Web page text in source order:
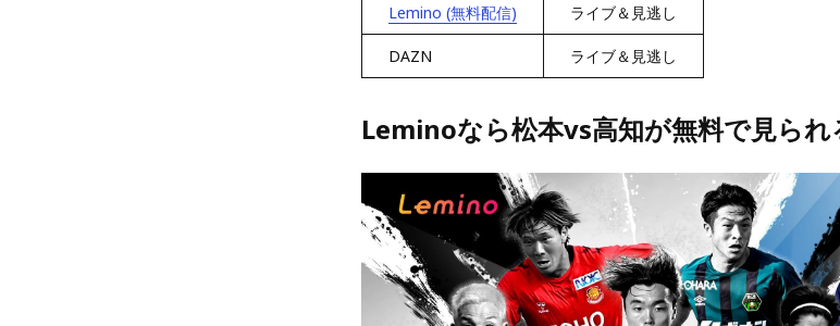
Lemino (無料配信) ライブ＆見逃し
DAZN ライブ＆見逃し
Leminoなら松本vs高知が無料で見られ